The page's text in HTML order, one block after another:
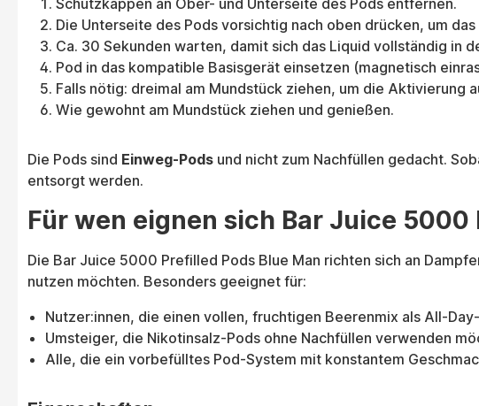
Schutzkappen an Ober- und Unterseite des Pods entfernen.
Die Unterseite des Pods vorsichtig nach oben drücken, um
Ca. 30 Sekunden warten, damit sich das Liquid vollständig in
Pod in das kompatible Basisgerät einsetzen (magnetisch
Falls nötig: dreimal am Mundstück ziehen, um die Aktivierung
Wie gewohnt am Mundstück ziehen und genießen.
Die Pods sind Einweg-Pods und nicht zum Nachfüllen gedacht.
entsorgt werden.
Für wen eignen sich Bar Juice 5000
Die Bar Juice 5000 Prefilled Pods Blue Man richten sich an
nutzen möchten. Besonders geeignet für:
Nutzer:innen, die einen vollen, fruchtigen Beerenmix als All-
Umsteiger, die Nikotinsalz-Pods ohne Nachfüllen verwenden
Alle, die ein vorbefülltes Pod-System mit konstantem